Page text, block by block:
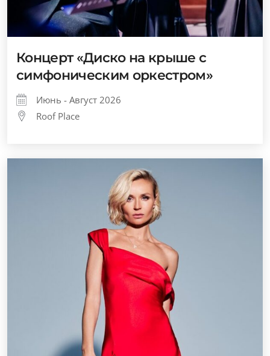
Концерт «Диско на крыше с
симфоническим оркестром»
Июнь - Август 2026
Roof Place